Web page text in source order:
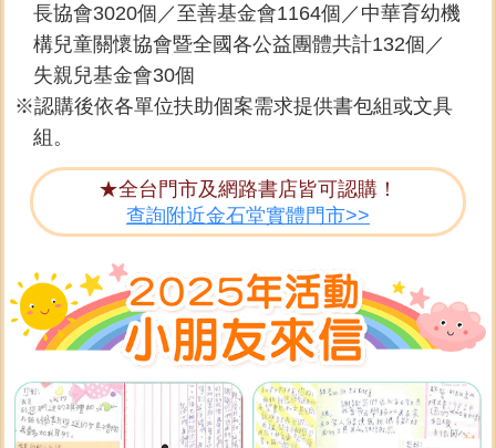
長協會3020個／至善基金會1164個／中華育幼機
構兒童關懷協會暨全國各公益團體共計132個／
失親兒基金會30個
認購後依各單位扶助個案需求提供書包組或文具
組。
★全台門市及網路書店皆可認購！
查詢附近金石堂實體門市>>